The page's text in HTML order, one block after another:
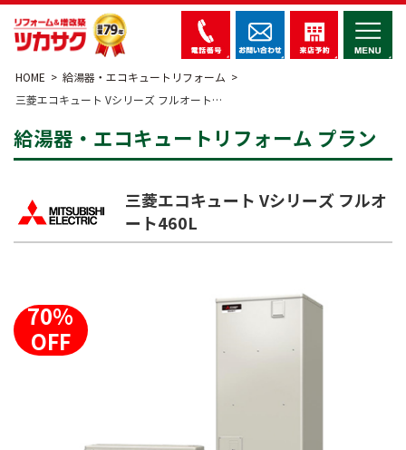
HOME
給湯器・エコキュートリフォーム
三菱エコキュート Vシリーズ フルオート…
給湯器・エコキュートリフォーム プラン
三菱エコキュート Vシリーズ フルオ
ート460L
70%
OFF